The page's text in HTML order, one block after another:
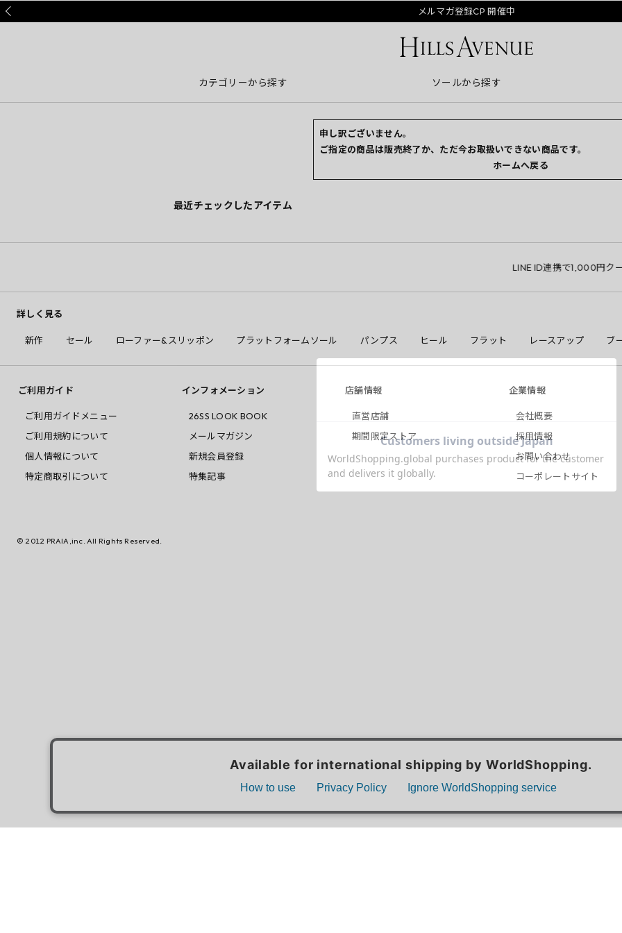
メルマガ登録CP 開催中
カテゴリーから探す ソールから探す
申し訳ございません。
ご指定の商品は販売終了か、ただ今お取扱いできない商品です。
ホームへ戻る
最近チェックしたアイテム
LINE ID連携で1,000円クーポ
詳しく見る
新作 セール ローファー&スリッポン プラットフォームソール パンプス ヒール フラット レースアップ ブ
ご利用ガイド
ご利用ガイドメニュー
ご利用規約について
個人情報について
特定商取引について
インフォメーション
26SS LOOK BOOK
メールマガジン
新規会員登録
特集記事
店舗情報
直営店舗
期間限定ストア
企業情報
会社概要
採用情報
お問い合わせ
コーポレートサイト
© 2012 PRAIA,inc. All Rights Reserved.